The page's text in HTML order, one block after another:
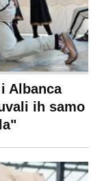
Albanca
ih samo